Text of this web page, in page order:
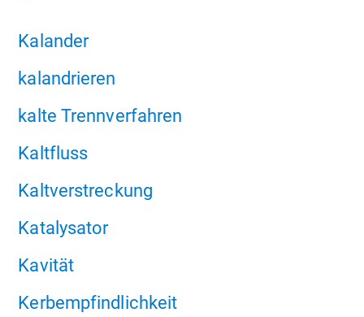
Kalander
kalandrieren
kalte Trennverfahren
Kaltfluss
Kaltverstreckung
Katalysator
Kavität
Kerbempfindlichkeit